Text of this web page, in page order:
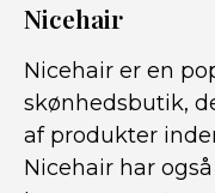
Nicehair
Nicehair er en
skønhedsbutik,
af produkter
Nicehair har